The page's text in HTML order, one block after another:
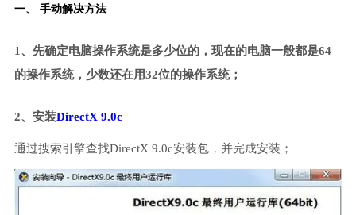
一、 手动解决方法
1、先确定电脑操作系统是多少位的，现在的电脑一般都是64
的操作系统，少数还在用32位的操作系统；
2、安装DirectX 9.0c
通过搜索引擎查找DirectX 9.0c安装包，并完成安装；